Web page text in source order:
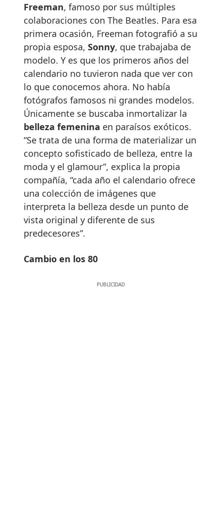
Freeman, famoso por sus múltiples
colaboraciones con The Beatles. Para esa
primera ocasión, Freeman fotografió a su
propia esposa, Sonny, que trabajaba de
modelo. Y es que los primeros años del
calendario no tuvieron nada que ver con
lo que conocemos ahora. No había
fotógrafos famosos ni grandes modelos.
Únicamente se buscaba inmortalizar la
belleza femenina en paraísos exóticos.
“Se trata de una forma de materializar un
concepto sofisticado de belleza, entre la
moda y el glamour”, explica la propia
compañía, “cada año el calendario ofrece
una colección de imágenes que
interpreta la belleza desde un punto de
vista original y diferente de sus
predecesores”.
Cambio en los 80